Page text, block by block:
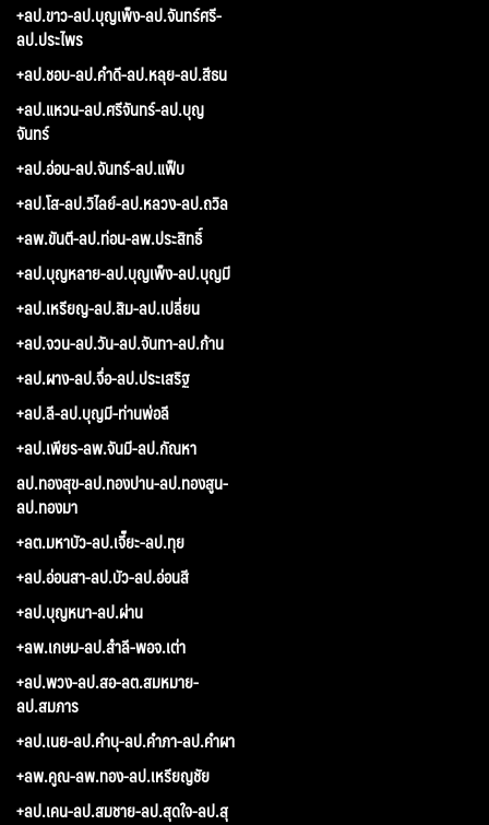
+ลป.ขาว-ลป.บุญเพ็ง-ลป.จันทร์ศรี-
ลป.ประไพร
+ลป.ชอบ-ลป.คำดี-ลป.หลุย-ลป.สีธน
+ลป.แหวน-ลป.ศรีจันทร์-ลป.บุญ
จันทร์
+ลป.อ่อน-ลป.จันทร์-ลป.แฟ็บ
+ลป.โส-ลป.วิไลย์-ลป.หลวง-ลป.ถวิล
+ลพ.ขันตี-ลป.ท่อน-ลพ.ประสิทธิ์
+ลป.บุญหลาย-ลป.บุญเพ็ง-ลป.บุญมี
+ลป.เหรียญ-ลป.สิม-ลป.เปลี่ยน
+ลป.จวน-ลป.วัน-ลป.จันทา-ลป.ก้าน
+ลป.ผาง-ลป.จื่อ-ลป.ประเสริฐ
+ลป.ลี-ลป.บุญมี-ท่านพ่อลี
+ลป.เพียร-ลพ.จันมี-ลป.กัณหา
ลป.ทองสุข-ลป.ทองปาน-ลป.ทองสูน-
ลป.ทองมา
+ลต.มหาบัว-ลป.เจี๊ยะ-ลป.ทุย
+ลป.อ่อนสา-ลป.บัว-ลป.อ่อนสี
+ลป.บุญหนา-ลป.ผ่าน
+ลพ.เกษม-ลป.สำลี-พอจ.เต่า
+ลป.พวง-ลป.สอ-ลต.สมหมาย-
ลป.สมภาร
+ลป.เนย-ลป.คำบุ-ลป.คำภา-ลป.คำผา
+ลพ.คูณ-ลพ.ทอง-ลป.เหรียญชัย
+ลป.เคน-ลป.สมชาย-ลป.สุดใจ-ลป.สุ